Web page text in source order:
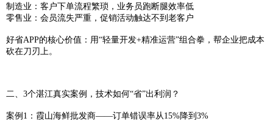
制造业：客户下单流程繁琐，业务员跑断腿效率低
零售业：会员流失严重，促销活动触达不到老客户
好省APP的核心价值：用“轻量开发+精准运营”组合拳，帮企业把成本
砍在刀刃上。
二、3个湛江真实案例，技术如何“省”出利润？
案例1：霞山海鲜批发商——订单错误率从15%降到3%